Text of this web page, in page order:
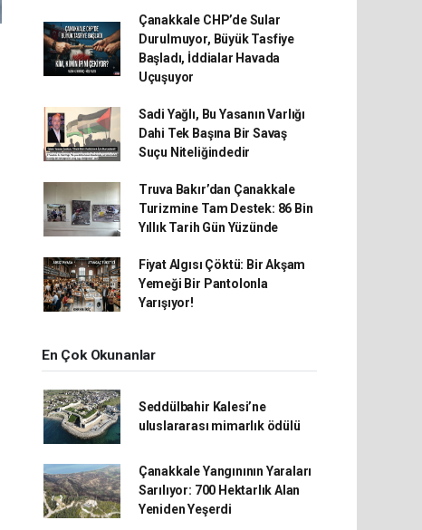
Çanakkale CHP’de Sular
Durulmuyor, Büyük Tasfiye
Başladı, İddialar Havada
Uçuşuyor
Sadi Yağlı, Bu Yasanın Varlığı
Dahi Tek Başına Bir Savaş
Suçu Niteliğindedir
Truva Bakır’dan Çanakkale
Turizmine Tam Destek: 86 Bin
Yıllık Tarih Gün Yüzünde
Fiyat Algısı Çöktü: Bir Akşam
Yemeği Bir Pantolonla
Yarışıyor!
En Çok Okunanlar
Seddülbahir Kalesi’ne
uluslararası mimarlık ödülü
Çanakkale Yangınının Yaraları
Sarılıyor: 700 Hektarlık Alan
Yeniden Yeşerdi